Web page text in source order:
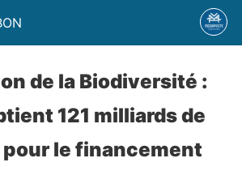
de la Biodiversité :
121 milliards de
pour le financement